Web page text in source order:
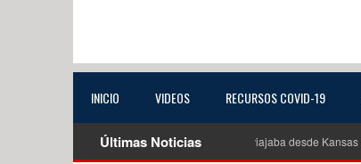
INICIO VIDEOS RECURSOS COVID-19
Últimas Noticias
buscan a conductora extraviada que viajaba desde Kansas City